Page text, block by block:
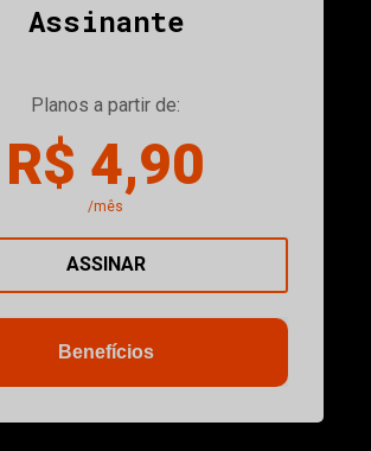
Assinante
Planos a partir de:
R$ 4,90
/mês
ASSINAR
Benefícios